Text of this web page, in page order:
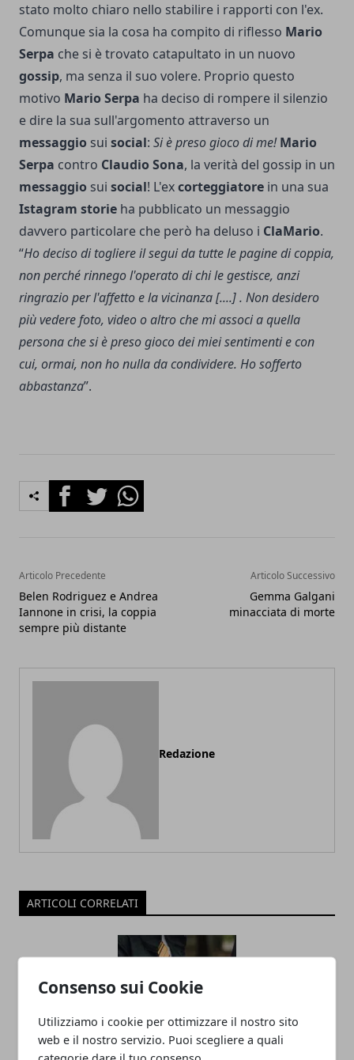
Consenso sui Cookie
Utilizziamo i cookie per ottimizzare il nostro sito
web e il nostro servizio. Puoi scegliere a quali
stato molto chiaro nello stabilire i rapporti con l'ex.
Comunque sia la cosa ha compito di riflesso Mario
Serpa che si è trovato catapultato in un nuovo
gossip, ma senza il suo volere. Proprio questo
motivo Mario Serpa ha deciso di rompere il silenzio
e dire la sua sull'argomento attraverso un
messaggio sui social: Si è preso gioco di me! Mario
Serpa contro Claudio Sona, la verità del gossip in un
messaggio sui social! L'excorteggiatore in una sua
Istagram storie ha pubblicato un messaggio
davvero particolare che però ha deluso i ClaMario.
“Ho deciso di togliere il segui da tutte le pagine di coppia,
non perché rinnego l'operato di chi le gestisce, anzi
ringrazio per l'affetto e la vicinanza [....] . Non desidero
più vedere foto, video o altro che mi associ a quella
persona che si è preso gioco dei miei sentimenti e con
cui, ormai, non ho nulla da condividere. Ho sofferto
abbastanza”.
FacebookTwitterWhatsapp
Articolo Precedente
Belen Rodriguez e Andrea
Iannone in crisi, la coppia
sempre più distante
Articolo Successivo
Gemma Galgani
minacciata di morte
Redazione
ARTICOLI CORRELATI